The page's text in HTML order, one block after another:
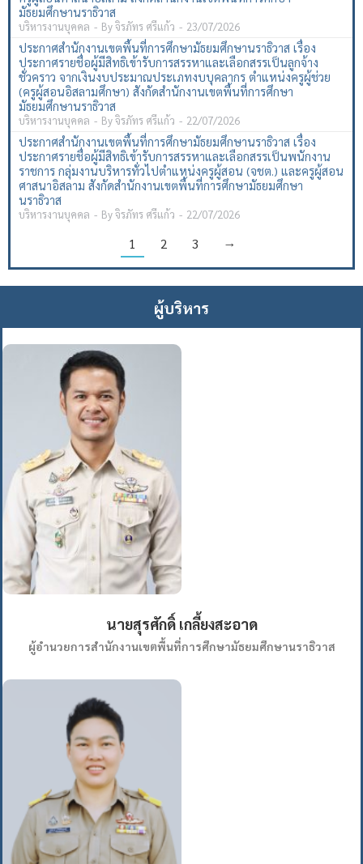
มัธยมศึกษานราธิวาส
บริหารงานบุคคล Byจิรภัทร ศรีแก้ว 23/07/2026
ประกาศสำนักงานเขตพื้นที่การศึกษามัธยมศึกษานราธิวาส เรื่อง
ประกาศรายชื่อผู้มีสิทธิเข้ารับการสรรหาและเลือกสรรเป็นลูกจ้าง
ชั่วคราว จากเงินงบประมาณประเภทงบบุคลากร ตำแหน่งครูผู้ช่วย
(ครูผู้สอนอิสลามศึกษา) สังกัดสำนักงานเขตพื้นที่การศึกษา
มัธยมศึกษานราธิวาส
บริหารงานบุคคล Byจิรภัทร ศรีแก้ว 22/07/2026
ประกาศสำนักงานเขตพื้นที่การศึกษามัธยมศึกษานราธิวาส เรื่อง
ประกาศรายชื่อผู้มีสิทธิเข้ารับการสรรหาและเลือกสรรเป็นพนักงาน
ราชการ กลุ่มงานบริหารทั่วไปตำแหน่งครูผู้สอน (จชต.) และครูผู้สอน
ศาสนาอิสลาม สังกัดสำนักงานเขตพื้นที่การศึกษามัธยมศึกษา
นราธิวาส
บริหารงานบุคคล Byจิรภัทร ศรีแก้ว 22/07/2026
1 2 3 →
ผู้บริหาร
นายสุรศักดิ์ เกลี้ยงสะอาด
ผู้อำนวยการสำนักงานเขตพื้นที่การศึกษามัธยมศึกษานราธิวาส